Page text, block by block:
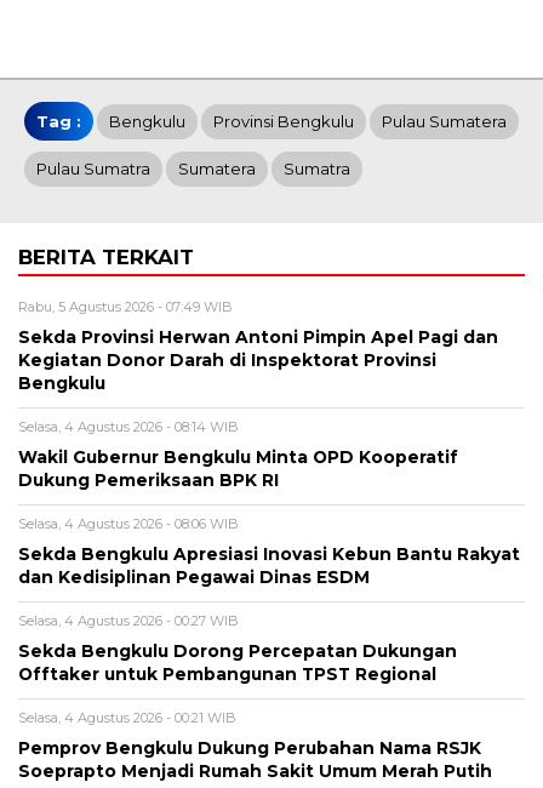
Tag : Bengkulu Provinsi Bengkulu Pulau Sumatera
Pulau Sumatra Sumatera Sumatra
BERITA TERKAIT
Rabu, 5 Agustus 2026 - 07:49 WIB
Sekda Provinsi Herwan Antoni Pimpin Apel Pagi dan
Kegiatan Donor Darah di Inspektorat Provinsi
Bengkulu
Selasa, 4 Agustus 2026 - 08:14 WIB
Wakil Gubernur Bengkulu Minta OPD Kooperatif
Dukung Pemeriksaan BPK RI
Selasa, 4 Agustus 2026 - 08:06 WIB
Sekda Bengkulu Apresiasi Inovasi Kebun Bantu Rakyat
dan Kedisiplinan Pegawai Dinas ESDM
Selasa, 4 Agustus 2026 - 00:27 WIB
Sekda Bengkulu Dorong Percepatan Dukungan
Offtaker untuk Pembangunan TPST Regional
Selasa, 4 Agustus 2026 - 00:21 WIB
Pemprov Bengkulu Dukung Perubahan Nama RSJK
Soeprapto Menjadi Rumah Sakit Umum Merah Putih